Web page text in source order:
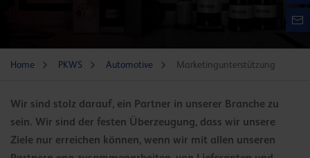
Home PKWS Automotive Marketingunterstützung
Wir sind stolz darauf, ein Partner in unserer Branche zu
sein. Wir sind der festen Überzeugung, dass wir unsere
Ziele nur erreichen können, wenn wir mit allen unseren